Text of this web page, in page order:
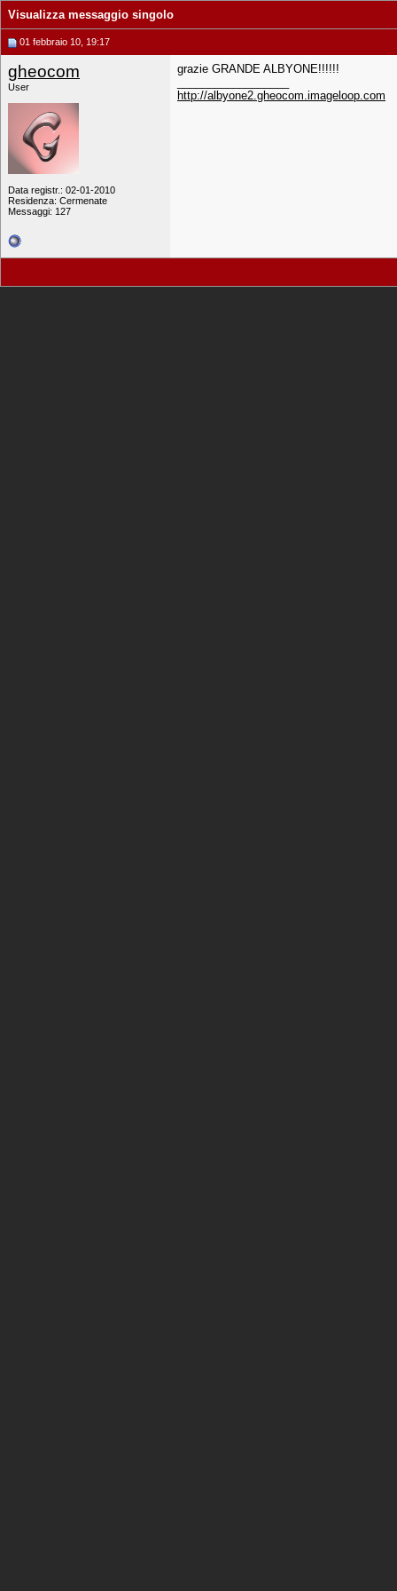
Visualizza messaggio singolo
01 febbraio 10, 19:17
gheocom
User
Data registr.: 02-01-2010
Residenza: Cermenate
Messaggi: 127
grazie GRANDE ALBYONE!!!!!!
http://albyone2.gheocom.imageloop.com